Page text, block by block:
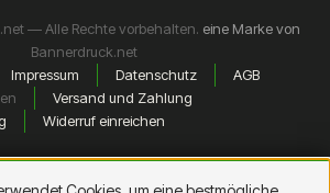
— Alle Rechte vorbehalten. eine Marke von
Bannerdruck.net
Impressum Datenschutz
AGB
Versand und Zahlung
Widerruf einreichen